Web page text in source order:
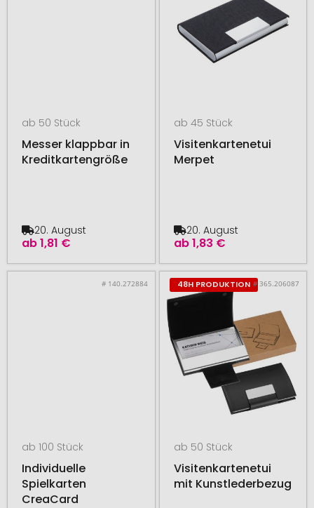
ab 50 Stück
Messer klappbar in
Kreditkartengröße
ab1,81 €
20. August
ab 45 Stück
Visitenkartenetui
Merpet
ab1,83 €
20. August
# 140.272884
ab 100 Stück
Individuelle
Spielkarten
CreaCard
48H PRODUKTION # 365.206087
ab 50 Stück
Visitenkartenetui
mit Kunstlederbezug